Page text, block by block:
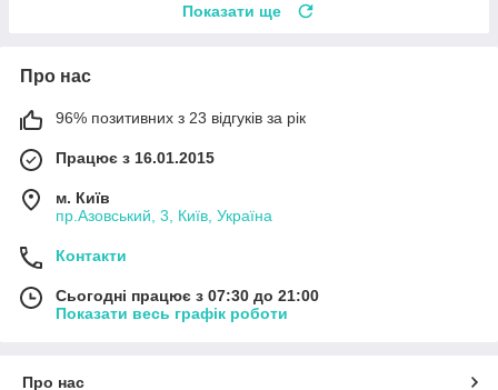
Показати ще
Про нас
96% позитивних з 23 відгуків за рік
Працює з 16.01.2015
м. Київ
пр.Азовський, 3, Київ, Україна
Контакти
Сьогодні працює з 07:30 до 21:00
Показати весь графік роботи
Про нас